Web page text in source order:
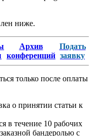
ниже.
Архив
конференций
Подать
заявку
только после оплаты
о принятии статьи к
в течение 10 рабочих
бандеролью с